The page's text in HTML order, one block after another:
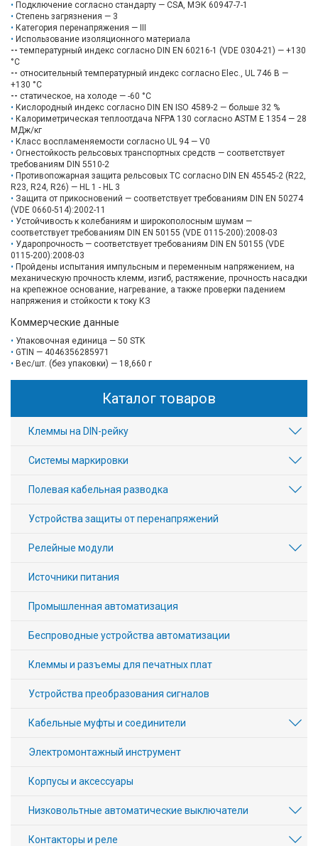
Подключение согласно стандарту — CSA, МЭК 60947-7-1
Степень загрязнения — 3
Категория перенапряжения — III
Использование изоляционного материала
-- температурный индекс согласно DIN EN 60216-1 (VDE 0304-21) — +130
°C
-- относительный температурный индекс согласно Elec., UL 746 B —
+130 °C
-- статическое, на холоде — -60 °C
Кислородный индекс согласно DIN EN ISO 4589-2 — больше 32 %
Калориметрическая теплоотдача NFPA 130 согласно ASTM E 1354 ​— 28
MДж/кг
Класс воспламеняемости согласно UL 94 — V0
Огнестойкость рельсовых транспортных средств — соответствует
требованиям DIN 5510-2
Противопожарная защита рельсовых ТС согласно DIN EN 45545-2 (R22,
R23, R24, R26) — HL 1 - HL 3
Защита от прикосновений — соответствует требованиям DIN EN 50274
(VDE 0660-514):2002-11
Устойчивость к колебаниям и широкополосным шумам —
соответствует требованиям DIN EN 50155 (VDE 0115-200):2008-03
Ударопрочность — соответствует требованиям DIN EN 50155 (VDE
0115-200):2008-03
Пройдены испытания импульсным и переменным напряжением, на
механическую прочность клемм, изгиб, растяжение, прочность насадки
на крепежное основание, нагревание, а также проверки падением
напряжения и стойкости к току КЗ
Коммерческие данные
Упаковочная единица — 50 STK
GTIN — 4046356285971
Вес/шт. (без упаковки) — 18,660 г
Каталог товаров
Клеммы на DIN-рейку
Системы маркировки
Полевая кабельная разводка
Устройства защиты от перенапряжений
Релейные модули
Источники питания
Промышленная автоматизация
Беспроводные устройства автоматизации
Клеммы и разъемы для печатных плат
Устройства преобразования сигналов
Кабельные муфты и соединители
Электромонтажный инструмент
Корпусы и аксессуары
Низковольтные автоматические выключатели
Контакторы и реле